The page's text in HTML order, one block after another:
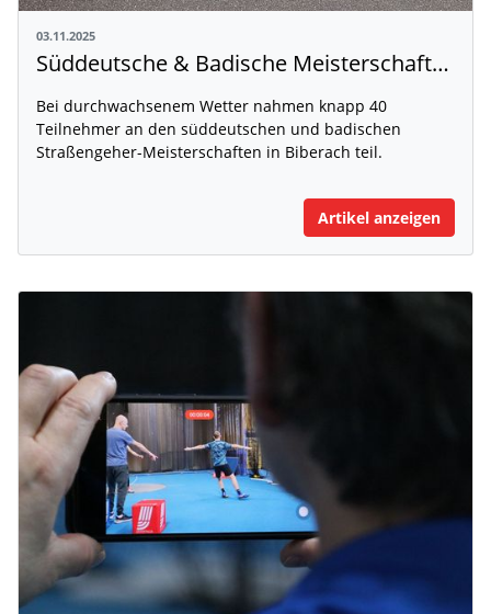
03.11.2025
Süddeutsche & Badische Meisterschaften im Straßengehen in Biberach
Bei durchwachsenem Wetter nahmen knapp 40
Teilnehmer an den süddeutschen und badischen
Straßengeher-Meisterschaften in Biberach teil.
Artikel anzeigen